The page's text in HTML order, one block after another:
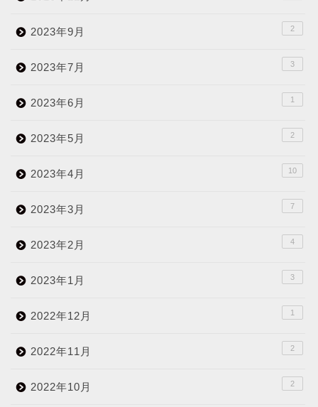
2023年9月 2
2023年7月 3
2023年6月 1
2023年5月 2
2023年4月 10
2023年3月 7
2023年2月 4
2023年1月 3
2022年12月 1
2022年11月 2
2022年10月 2